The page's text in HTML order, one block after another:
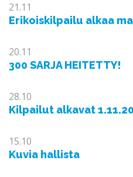
21.11
Erikoiskilpailu alkaa
20.11
300 SARJA HEITETTY!
28.10
Kilpailut alkavat
15.10
Kuvia hallista